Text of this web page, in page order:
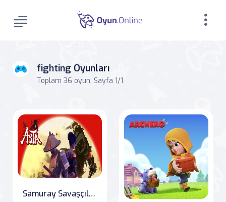
fighting Oyunları
Toplam 36 oyun. Sayfa 1/1
Samuray Savaşçıları: Gölgelerin Hükümdarlığı